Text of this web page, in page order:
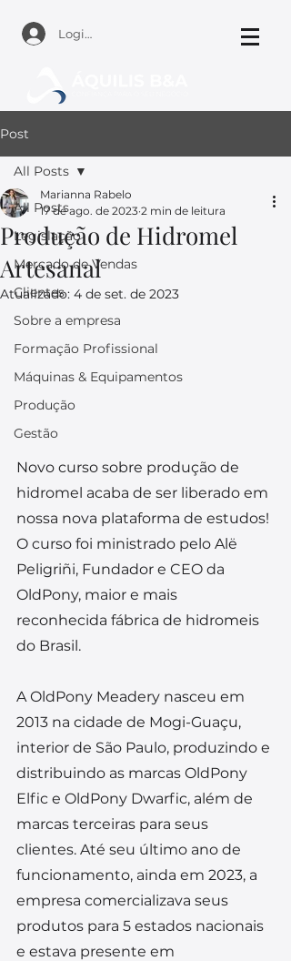
Login
Post
All Posts
Legislação
Mercado de Vendas
Clientes
Sobre a empresa
Formação Profissional
Máquinas & Equipamentos
Produção
Gestão
All Posts
Produção de Hidromel
Artesanal
Marianna Rabelo
17 de ago. de 2023 2 min de leitura
Atualizado: 4 de set. de 2023
Novo curso sobre produção de
hidromel acaba de ser liberado em
nossa nova plataforma de estudos!
O curso foi ministrado pelo Alë
Peligriñi, Fundador e CEO da
OldPony, maior e mais
reconhecida fábrica de hidromeis
do Brasil.
A OldPony Meadery nasceu em
2013 na cidade de Mogi-Guaçu,
interior de São Paulo, produzindo e
distribuindo as marcas OldPony
Elfic e OldPony Dwarfic, além de
marcas terceiras para seus
clientes. Até seu último ano de
funcionamento, ainda em 2023, a
empresa comercializava seus
produtos para 5 estados nacionais
e estava presente em